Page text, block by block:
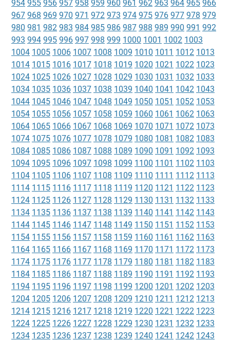
954 955 956 957 958 959 960 961 962 963 964 965 966
967 968 969 970 971 972 973 974 975 976 977 978 979
980 981 982 983 984 985 986 987 988 989 990 991 992
993 994 995 996 997 998 999 1000 1001 1002 1003
1004 1005 1006 1007 1008 1009 1010 1011 1012 1013
1014 1015 1016 1017 1018 1019 1020 1021 1022 1023
1024 1025 1026 1027 1028 1029 1030 1031 1032 1033
1034 1035 1036 1037 1038 1039 1040 1041 1042 1043
1044 1045 1046 1047 1048 1049 1050 1051 1052 1053
1054 1055 1056 1057 1058 1059 1060 1061 1062 1063
1064 1065 1066 1067 1068 1069 1070 1071 1072 1073
1074 1075 1076 1077 1078 1079 1080 1081 1082 1083
1084 1085 1086 1087 1088 1089 1090 1091 1092 1093
1094 1095 1096 1097 1098 1099 1100 1101 1102 1103
1104 1105 1106 1107 1108 1109 1110 1111 1112 1113
1114 1115 1116 1117 1118 1119 1120 1121 1122 1123
1124 1125 1126 1127 1128 1129 1130 1131 1132 1133
1134 1135 1136 1137 1138 1139 1140 1141 1142 1143
1144 1145 1146 1147 1148 1149 1150 1151 1152 1153
1154 1155 1156 1157 1158 1159 1160 1161 1162 1163
1164 1165 1166 1167 1168 1169 1170 1171 1172 1173
1174 1175 1176 1177 1178 1179 1180 1181 1182 1183
1184 1185 1186 1187 1188 1189 1190 1191 1192 1193
1194 1195 1196 1197 1198 1199 1200 1201 1202 1203
1204 1205 1206 1207 1208 1209 1210 1211 1212 1213
1214 1215 1216 1217 1218 1219 1220 1221 1222 1223
1224 1225 1226 1227 1228 1229 1230 1231 1232 1233
1234 1235 1236 1237 1238 1239 1240 1241 1242 1243